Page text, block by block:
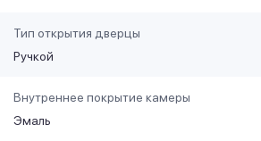
Тип открытия дверцы
Ручкой
Внутреннее покрытие камеры
Эмаль